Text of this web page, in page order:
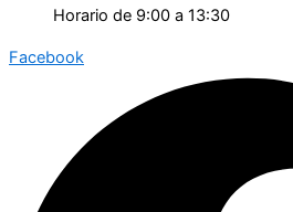
Horario de 9:00 a 13:30
Facebook